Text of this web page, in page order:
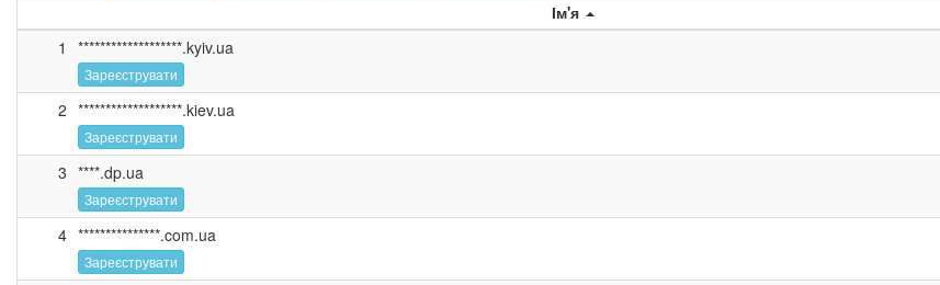
Ім'я
1
*******************.kyiv.ua
Зареєструвати
2 *******************.kiev.ua
Зареєструвати
3 ****.dp.ua
Зареєструвати
4 ***************.com.ua
Зареєструвати